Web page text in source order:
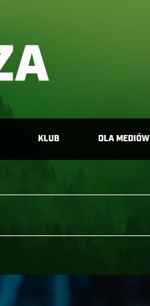
KLUB DLA MEDIÓW